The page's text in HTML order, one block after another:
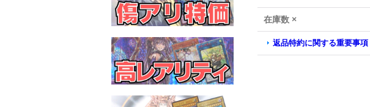
在庫数 ×
返品特約に関する重要事項